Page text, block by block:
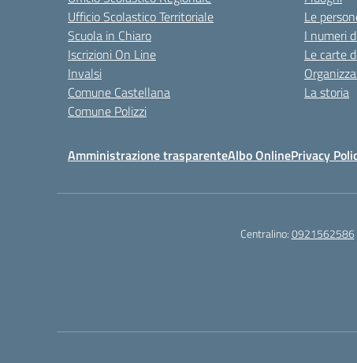
Ufficio Scolastico Territoriale
Scuola in Chiaro
Iscrizioni On Line
Invalsi
Comune Castellana
Comune Polizzi
Le
I numeri
Le carte
La storia
Amministrazione trasparenteAlbo OnlinePrivacy
Centralino:0921562586